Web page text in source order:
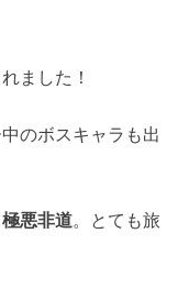
ました！
のボスキャラも出
悪非道。とても旅